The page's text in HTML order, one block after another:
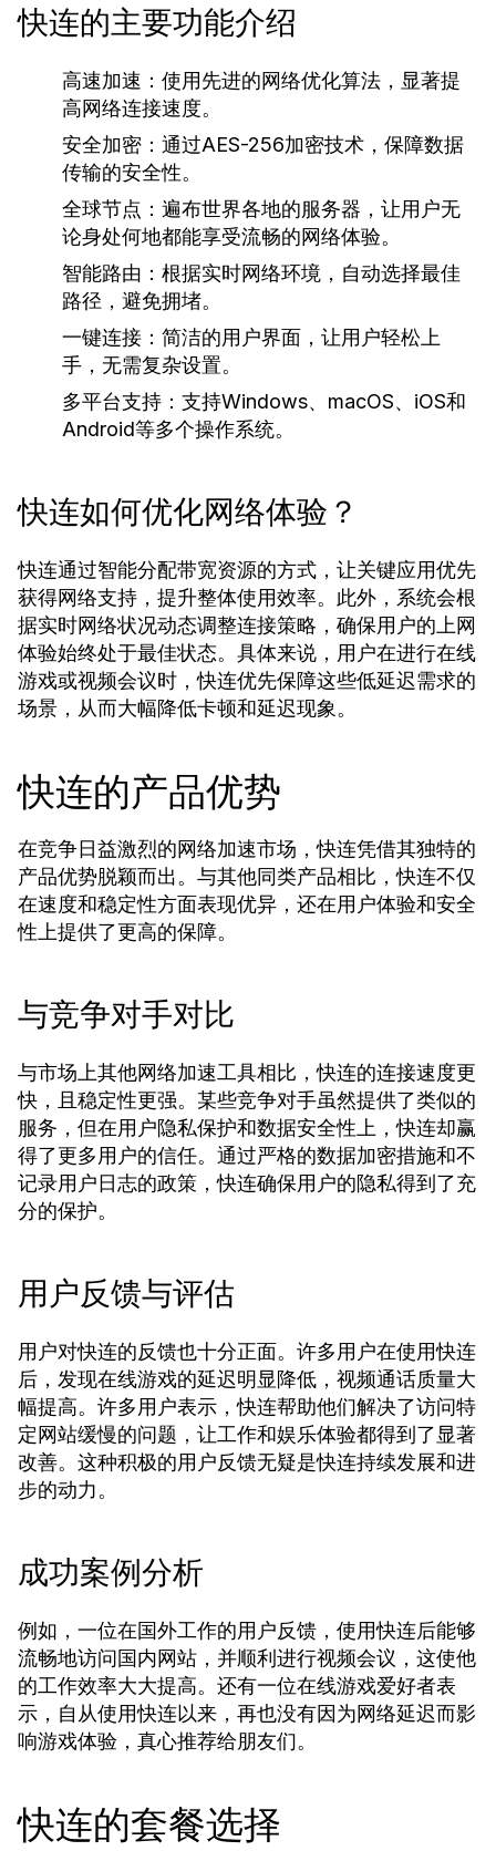
快连的主要功能介绍
高速加速： 使用先进的网络优化算法，显著提
高网络连接速度。
安全加密： 通过AES-256加密技术，保障数据
传输的安全性。
全球节点： 遍布世界各地的服务器，让用户无
论身处何地都能享受流畅的网络体验。
智能路由： 根据实时网络环境，自动选择最佳
路径，避免拥堵。
一键连接： 简洁的用户界面，让用户轻松上
手，无需复杂设置。
多平台支持： 支持Windows、macOS、iOS和
Android等多个操作系统。
快连如何优化网络体验？
快连通过智能分配带宽资源的方式，让关键应用优先
获得网络支持，提升整体使用效率。此外，系统会根
据实时网络状况动态调整连接策略，确保用户的上网
体验始终处于最佳状态。具体来说，用户在进行在线
游戏或视频会议时，快连优先保障这些低延迟需求的
场景，从而大幅降低卡顿和延迟现象。
快连的产品优势
在竞争日益激烈的网络加速市场，快连凭借其独特的
产品优势脱颖而出。与其他同类产品相比，快连不仅
在速度和稳定性方面表现优异，还在用户体验和安全
性上提供了更高的保障。
与竞争对手对比
与市场上其他网络加速工具相比，快连的连接速度更
快，且稳定性更强。某些竞争对手虽然提供了类似的
服务，但在用户隐私保护和数据安全性上，快连却赢
得了更多用户的信任。通过严格的数据加密措施和不
记录用户日志的政策，快连确保用户的隐私得到了充
分的保护。
用户反馈与评估
用户对快连的反馈也十分正面。许多用户在使用快连
后，发现在线游戏的延迟明显降低，视频通话质量大
幅提高。许多用户表示，快连帮助他们解决了访问特
定网站缓慢的问题，让工作和娱乐体验都得到了显著
改善。这种积极的用户反馈无疑是快连持续发展和进
步的动力。
成功案例分析
例如，一位在国外工作的用户反馈，使用快连后能够
流畅地访问国内网站，并顺利进行视频会议，这使他
的工作效率大大提高。还有一位在线游戏爱好者表
示，自从使用快连以来，再也没有因为网络延迟而影
响游戏体验，真心推荐给朋友们。
快连的套餐选择